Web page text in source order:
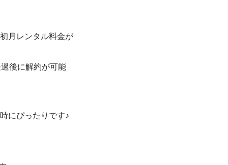
月レンタル料金が
後に解約が可能
にぴったりです♪